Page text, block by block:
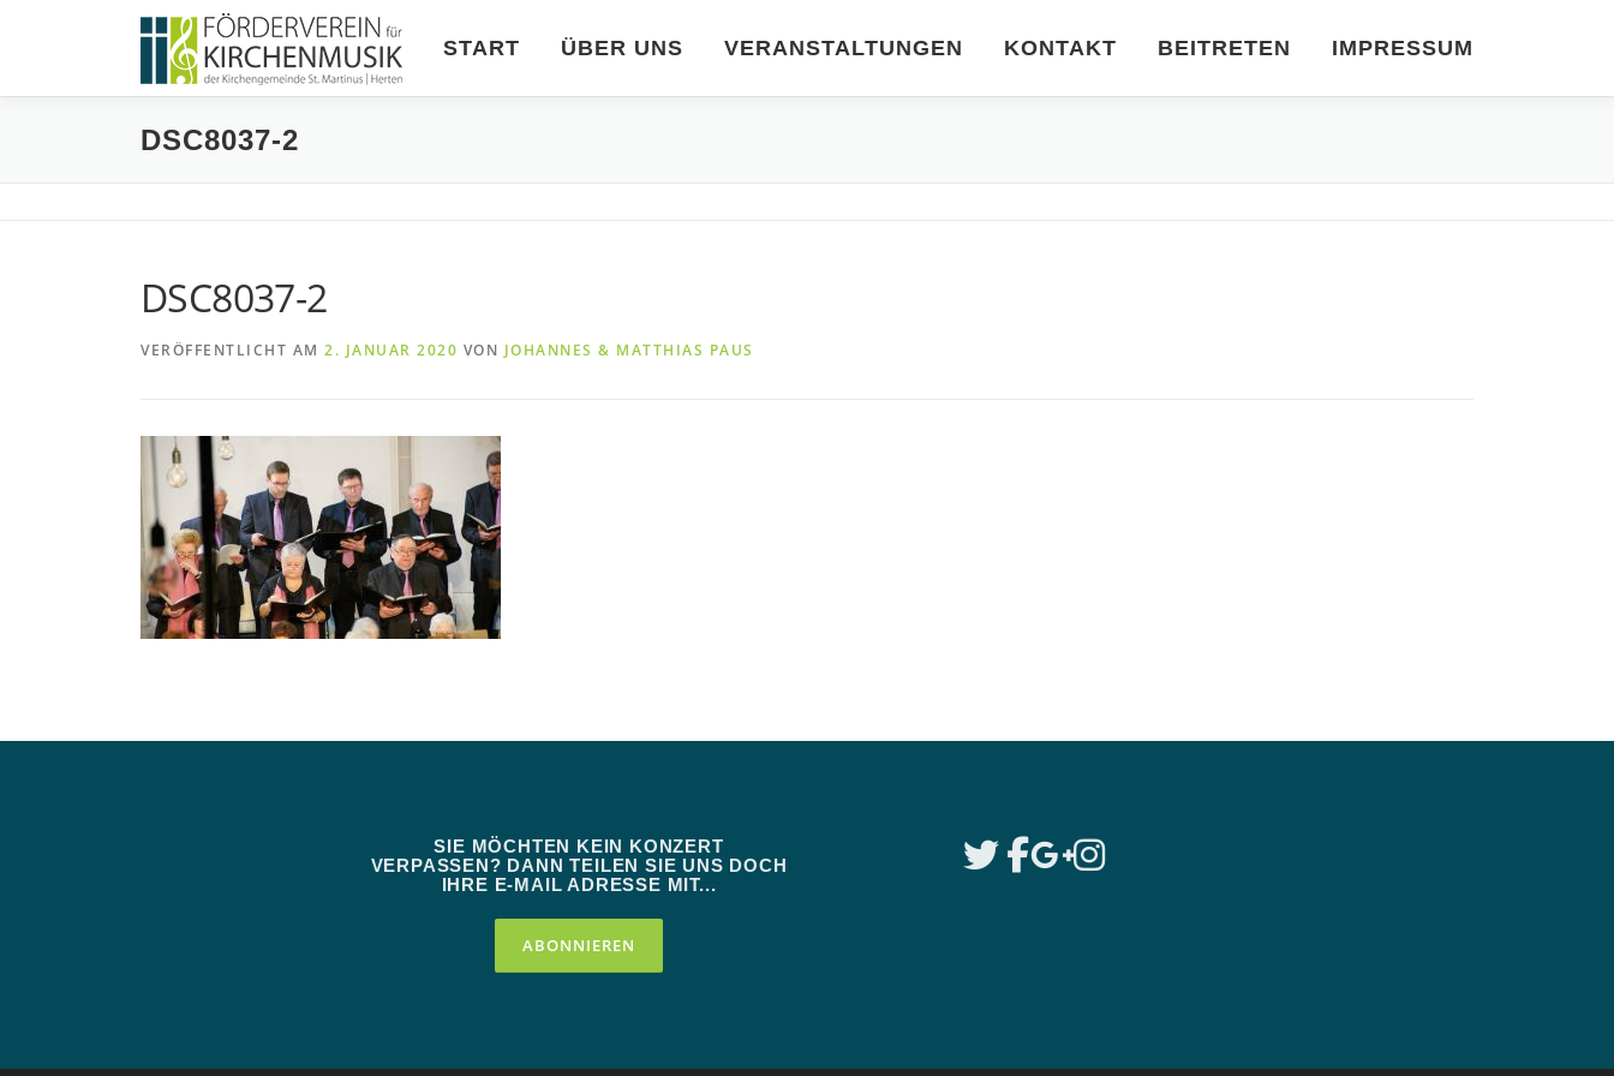
START ÜBER UNS VERANSTALTUNGEN KONTAKT BEITRETEN IMPRESSUM
DSC8037-2
DSC8037-2
VERÖFFENTLICHT AM 2. JANUAR 2020 VON JOHANNES & MATTHIAS PAUS
SIE MÖCHTEN KEIN KONZERT
VERPASSEN? DANN TEILEN SIE UNS DOCH
IHRE E-MAIL ADRESSE MIT...